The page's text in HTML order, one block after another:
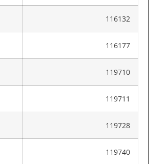
116132
116177
119710
119711
119728
119740